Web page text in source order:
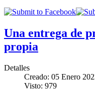
Una entrega de
propia
Detalles
Creado: 05 Enero
Visto: 979